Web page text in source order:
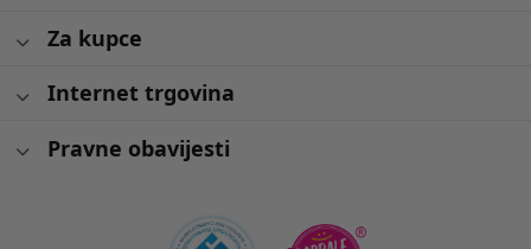
Za kupce
Internet trgovina
Pravne obavijesti